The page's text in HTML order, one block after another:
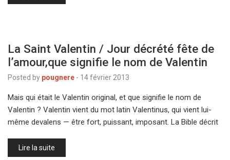
La Saint Valentin / Jour décrété fête de
l’amour,que signifie le nom de Valentin
Posted by pougnere - 14 février 2013
Mais qui était le Valentin original, et que signifie le nom de
Valentin ? Valentin vient du mot latin Valentinus, qui vient lui-
même devalens — être fort, puissant, imposant. La Bible décrit
Lire la suite